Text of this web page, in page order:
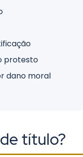
protesto
dano moral
título?